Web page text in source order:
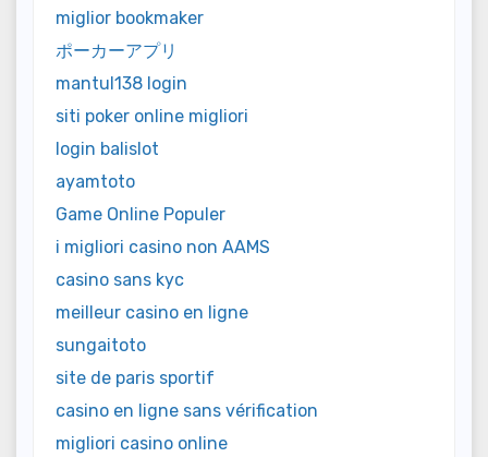
miglior bookmaker
ポーカーアプリ
mantul138 login
siti poker online migliori
login balislot
ayamtoto
Game Online Populer
i migliori casino non AAMS
casino sans kyc
meilleur casino en ligne
sungaitoto
site de paris sportif
casino en ligne sans vérification
migliori casino online